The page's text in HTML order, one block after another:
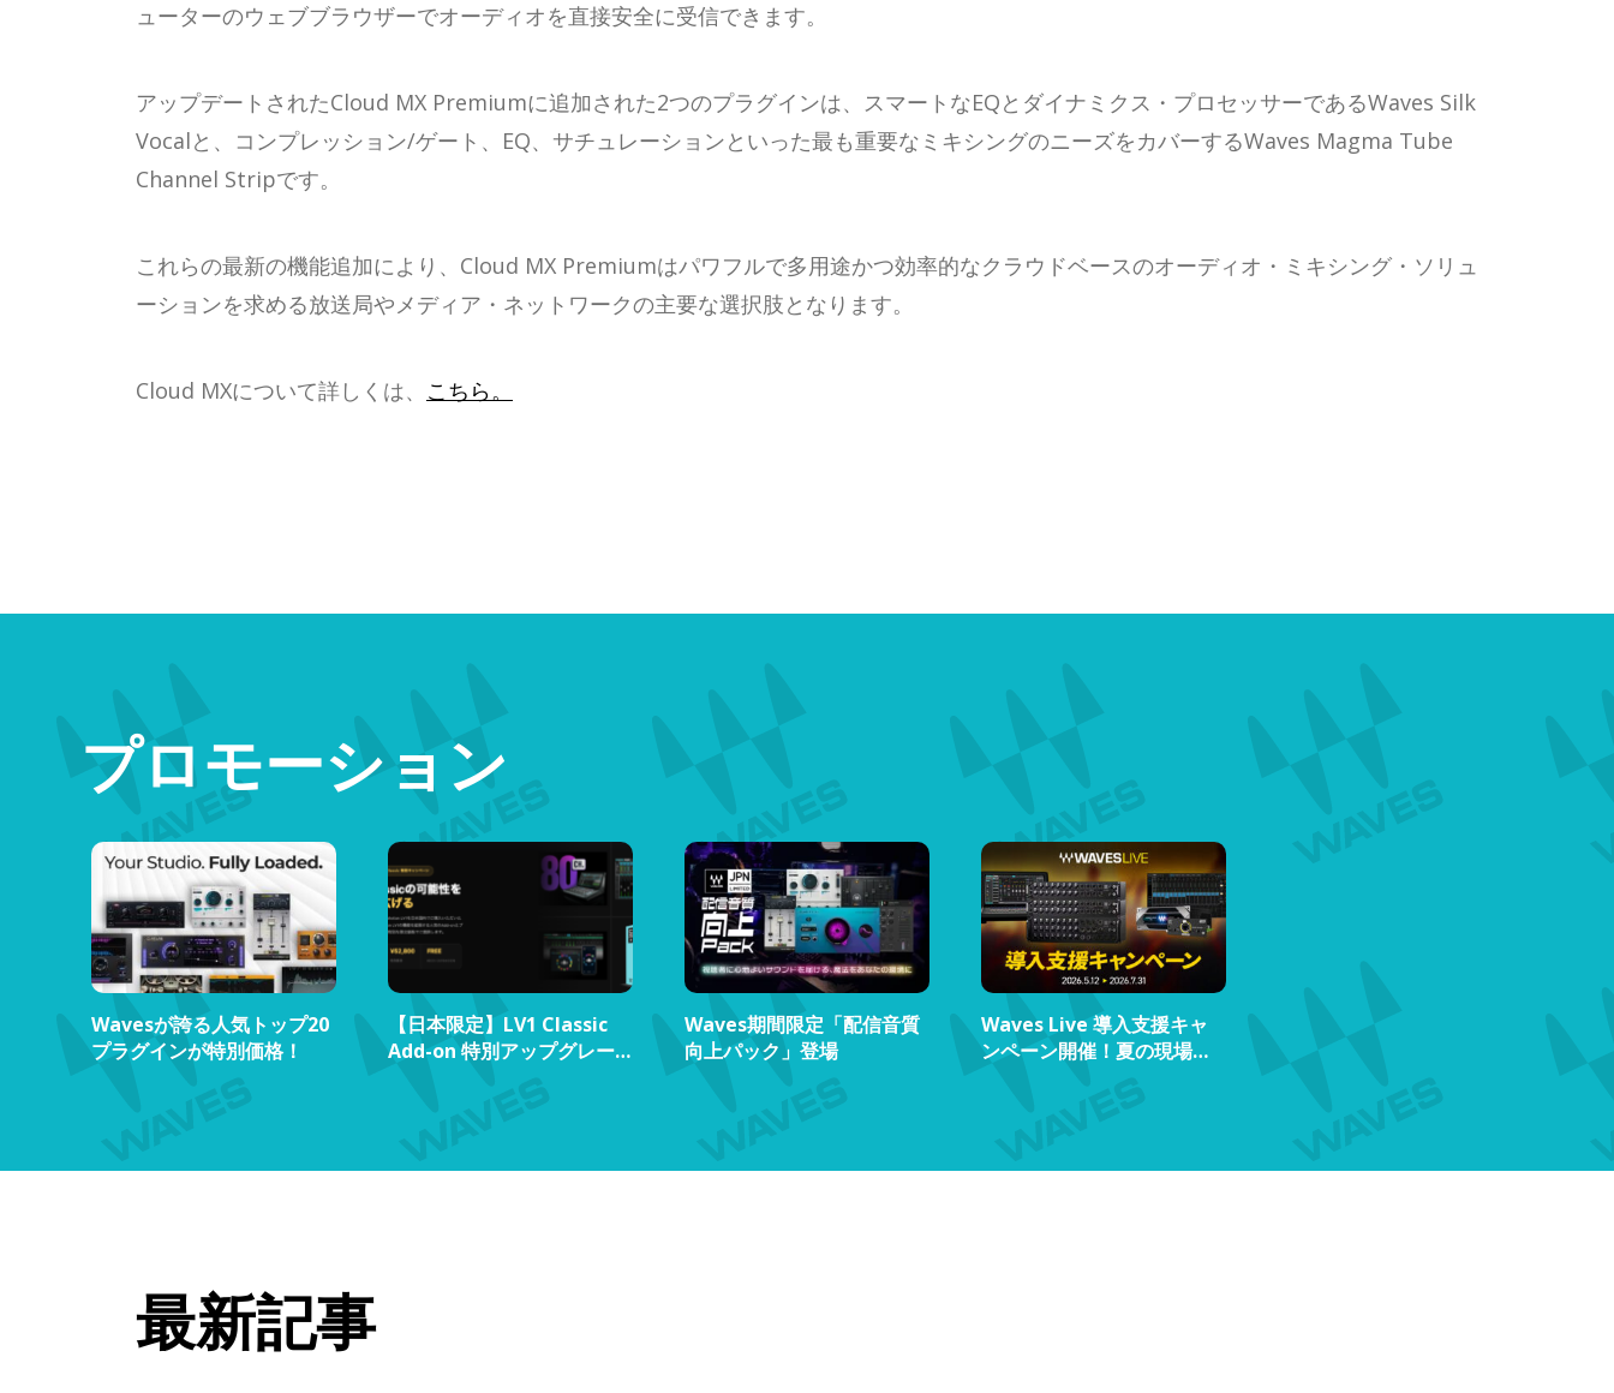
ューターのウェブブラウザーでオーディオを直接安全に受信できます。
アップデートされたCloud MX Premiumに追加された2つのプラグインは、スマートなEQとダイナミクス・プロセッサーであるWaves Silk
Vocalと、コンプレッション/ゲート、EQ、サチュレーションといった最も重要なミキシングのニーズをカバーするWaves Magma Tube
Channel Stripです。
これらの最新の機能追加により、Cloud MX Premiumはパワフルで多用途かつ効率的なクラウドベースのオーディオ・ミキシング・ソリュ
ーションを求める放送局やメディア・ネットワークの主要な選択肢となります。
Cloud MXについて詳しくは、 こちら。
プロモーション
Wavesが誇る人気トップ20
プラグインが特別価格！
【日本限定】LV1 Classic
Add-on 特別アップグレー
Waves期間限定「配信音質
向上パック」登場
Waves Live 導入支援キャ
ンペーン開催！夏の現場
最新記事